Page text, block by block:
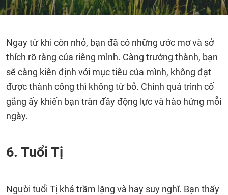
Ngay từ khi còn nhỏ, bạn đã có những ước mơ và sở
thích rõ ràng của riêng mình. Càng trưởng thành, bạn
sẽ càng kiên định với mục tiêu của mình, không đạt
được thành công thì không từ bỏ. Chính quá trình cố
gắng ấy khiến bạn tràn đầy động lực và hào hứng mỗi
ngày.
6. Tuổi Tị
Người tuổi Tị khá trầm lặng và hay suy nghĩ. Bạn thấy